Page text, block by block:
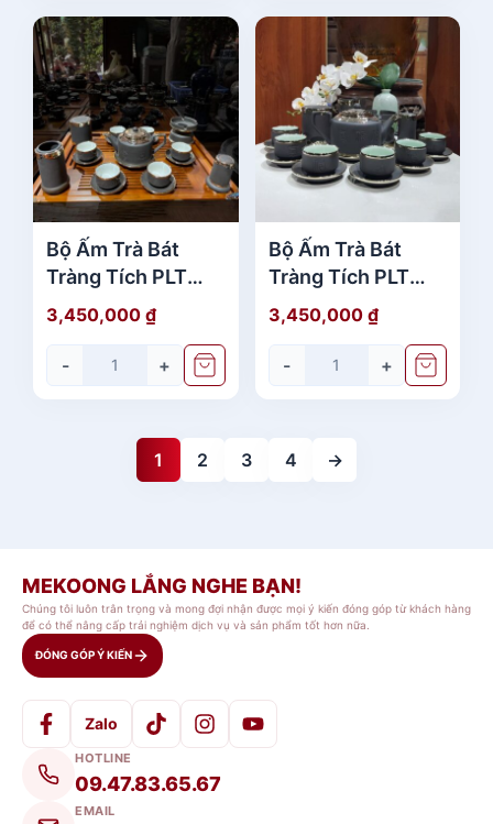
Bộ Ấm Trà Bát
Tràng Tích PLT
Xanh Bọc Đồng
Bạch Full Phụ Kiện
3,450,000 ₫
- +
Bộ Ấm Trà Bát
Tràng Tích PLT
Đen Bọc Đồng
Bạch Full Phụ Kiện
3,450,000 ₫
- +
1 2 3 4 →
MEKOONG LẮNG NGHE BẠN!
Chúng tôi luôn trân trọng và mong đợi nhận được mọi ý kiến đóng góp từ khách hàng
để có thể nâng cấp trải nghiệm dịch vụ và sản phẩm tốt hơn nữa.
ĐÓNG GÓP Ý KIẾN
Zalo
HOTLINE
09.47.83.65.67
EMAIL